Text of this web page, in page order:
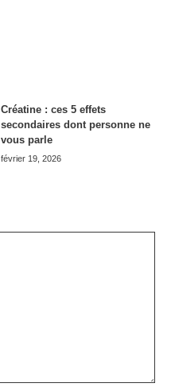
Créatine : ces 5 effets
secondaires dont personne ne
vous parle
février 19, 2026